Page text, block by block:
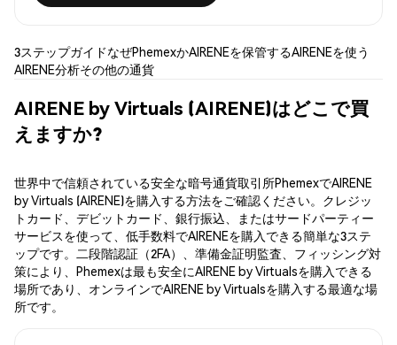
3ステップガイドなぜPhemexかAIRENEを保管するAIRENEを使う
AIRENE分析その他の通貨
AIRENE by Virtuals (AIRENE)はどこで買
えますか?
世界中で信頼されている安全な暗号通貨取引所PhemexでAIRENE
by Virtuals (AIRENE)を購入する方法をご確認ください。クレジッ
トカード、デビットカード、銀行振込、またはサードパーティー
サービスを使って、低手数料でAIRENEを購入できる簡単な3ステ
ップです。二段階認証（2FA）、準備金証明監査、フィッシング対
策により、Phemexは最も安全にAIRENE by Virtualsを購入できる
場所であり、オンラインでAIRENE by Virtualsを購入する最適な場
所です。